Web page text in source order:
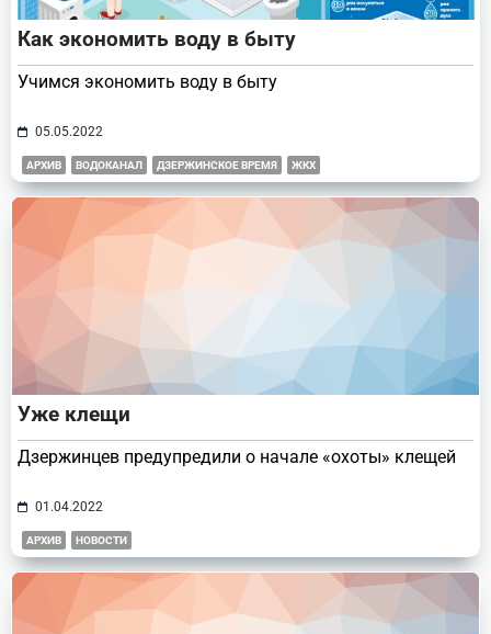
Как экономить воду в быту
Учимся экономить воду в быту
05.05.2022
АРХИВ ВОДОКАНАЛ ДЗЕРЖИНСКОЕ ВРЕМЯ ЖКХ
Уже клещи
Дзержинцев предупредили о начале «охоты» клещей
01.04.2022
АРХИВ НОВОСТИ